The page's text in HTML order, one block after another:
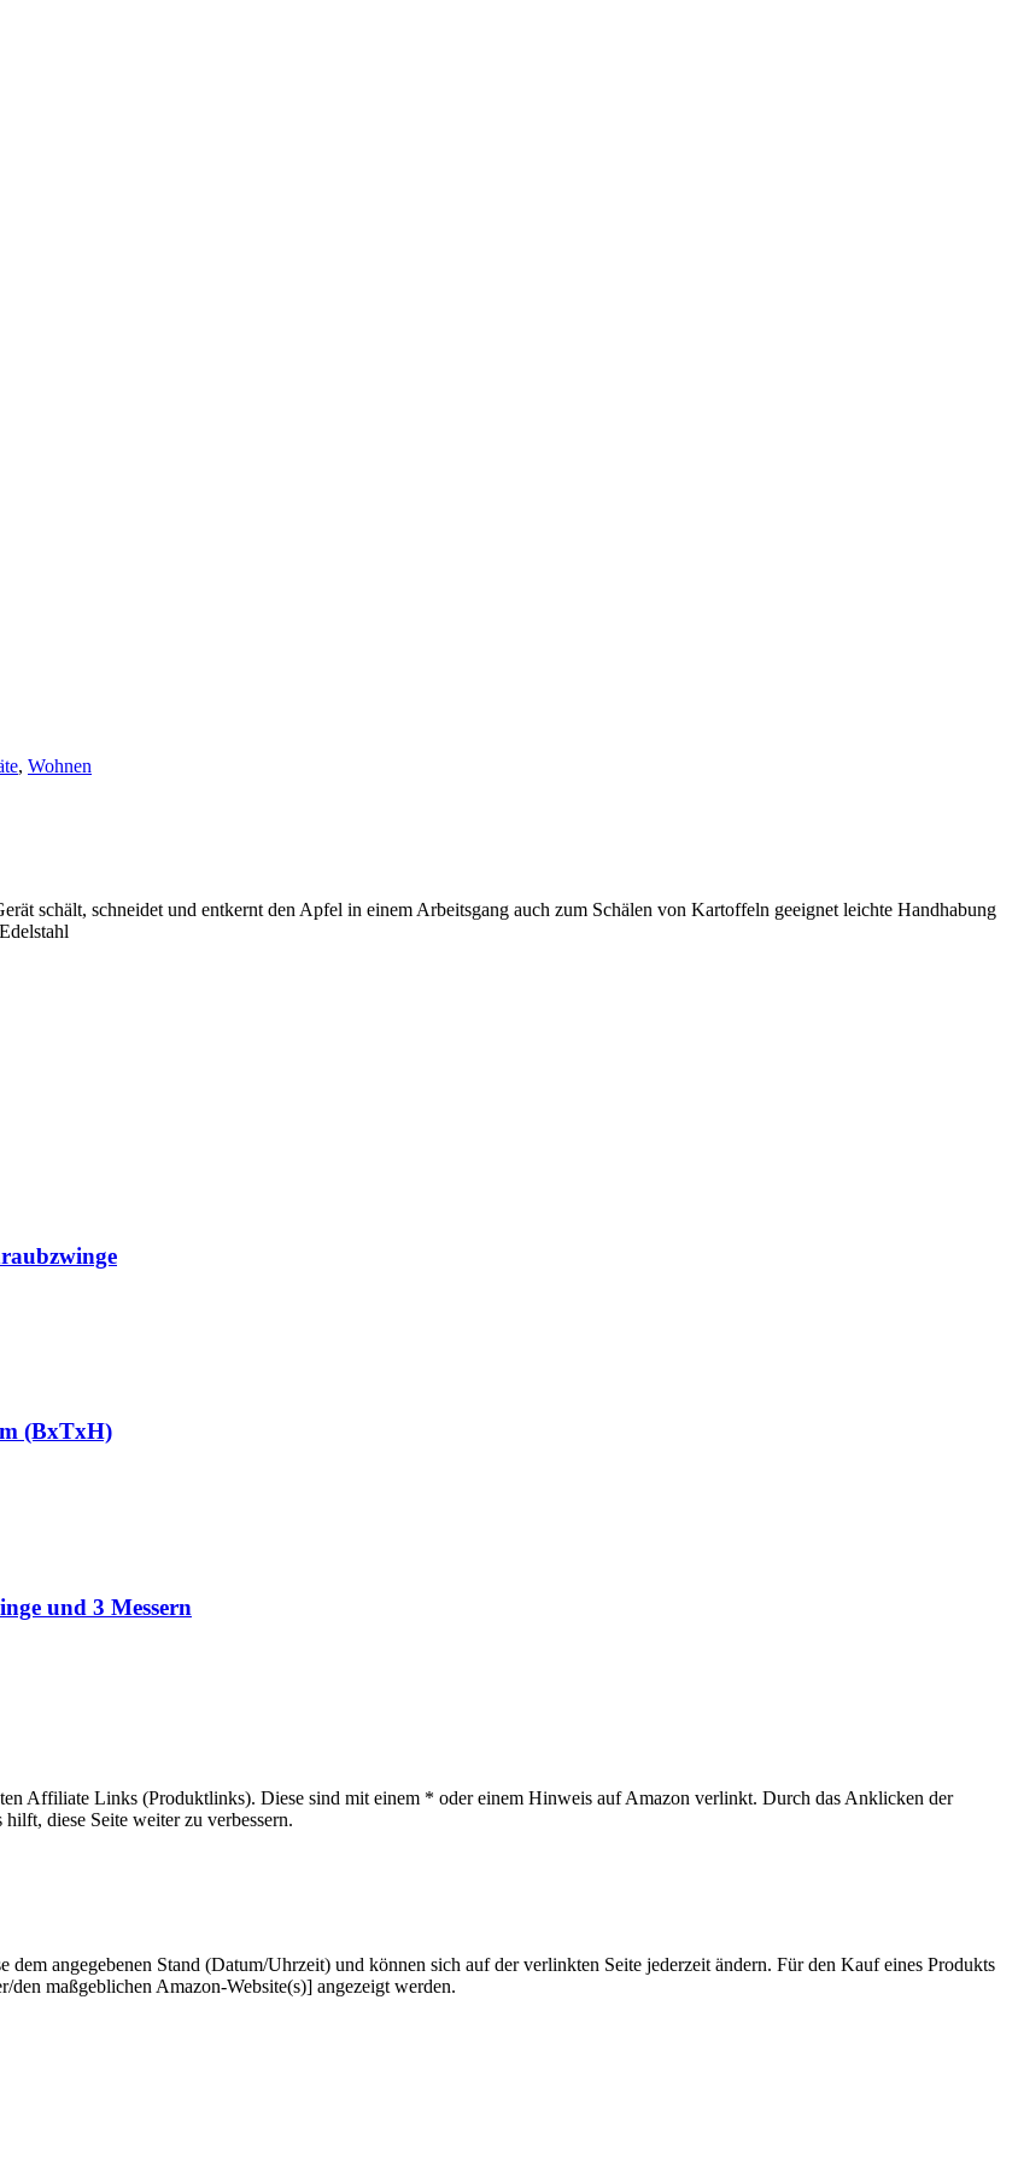
, Wohnen
schält, schneidet und entkernt den Apfel in einem Arbeitsgang auch zum Schälen von Kartoffeln geeignet leichte Handhabung
(BxTxH)
und 3 Messern
Affiliate Links (Produktlinks). Diese sind mit einem * oder einem Hinweis auf Amazon verlinkt. Durch das Anklicken der
diese Seite weiter zu verbessern.
dem angegebenen Stand (Datum/Uhrzeit) und können sich auf der verlinkten Seite jederzeit ändern. Für den Kauf eines Produkts
maßgeblichen Amazon-Website(s)] angezeigt werden.